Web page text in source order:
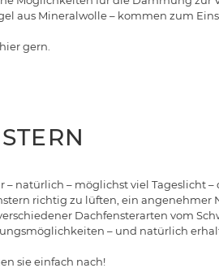
aus Mineralwolle – kommen zum
gern.
natürlich – möglichst viel Tageslicht
richtig zu lüften, ein angenehmer
Dachfensterarten vom
– und natürlich
sie einfach nach!